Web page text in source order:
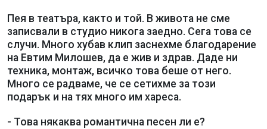
Пея в театъра, както и той. В живота не сме
записвали в студио никога заедно. Сега това се
случи. Много хубав клип заснехме благодарение
на Евтим Милошев, да е жив и здрав. Даде ни
техника, монтаж, всичко това беше от него.
Много се радваме, че се сетихме за този
подарък и на тях много им хареса.
- Това някаква романтична песен ли е?